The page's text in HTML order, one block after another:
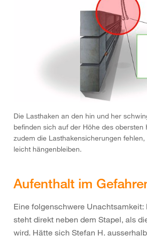
Die Lasthaken an den hin und her
befinden sich auf der Höhe des obersten
zudem die Lasthakensicherungen
leicht hängenbleiben.
Aufenthalt im
Eine folgenschwere Unachtsamkeit:
steht direkt neben dem Stapel, als
wird. Hätte sich Stefan H.